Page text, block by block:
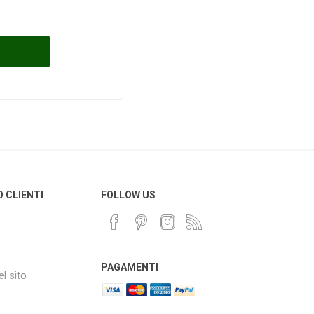
CLIENTI
sito
FOLLOW US
PAGAMENTI